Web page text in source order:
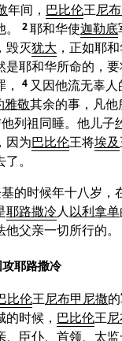
年间， 巴比伦王尼
2耶和华使迦勒底
，毁灭犹大 ，正如耶
是耶和华所命的，
4 又因他流无辜
雅敬其余的事，凡
列祖同睡。他儿子
因为巴比伦王将埃及
。
的时候年十八岁，
耶路撒冷人以利拿单
父亲一切所行的。
耶路撒冷
比伦王尼布甲尼撒
时候， 巴比伦王
、臣仆、首领、太